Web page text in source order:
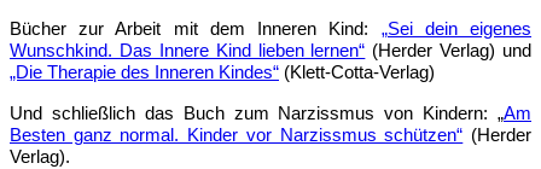
Bücher zur Arbeit mit dem Inneren Kind: „Sei dein eigenes
Wunschkind. Das Innere Kind lieben lernen“ (Herder Verlag) und
„Die Therapie des Inneren Kindes“ (Klett-Cotta-Verlag)
Und schließlich das Buch zum Narzissmus von Kindern: „Am
Besten ganz normal. Kinder vor Narzissmus schützen“ (Herder
Verlag).